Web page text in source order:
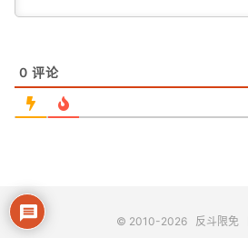
0 评论
© 2010-2026 反斗限免